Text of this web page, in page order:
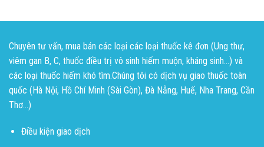
Chuyên tư vấn, mua bán các loại các loại thuốc kê đơn (Ung thư,
viêm gan B, C, thuốc điều trị vô sinh hiếm muộn, kháng sinh...) và
các loại thuốc hiếm khó tìm.Chúng tôi có dịch vụ giao thuốc toàn
quốc (Hà Nội, Hồ Chí Minh (Sài Gòn), Đà Nẵng, Huế, Nha Trang, Cần
Thơ...)
Điều kiện giao dịch